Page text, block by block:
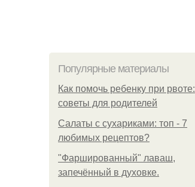
Популярные материалы
Как помочь ребенку при рвоте:
советы для родителей
Салаты с сухариками: топ - 7
любимых рецептов?
"Фаршированный" лаваш,
запечённый в духовке.